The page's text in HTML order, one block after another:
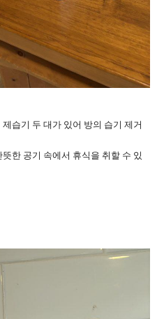
습기 두 대가 있어 방의 습기 제거
한 공기 속에서 휴식을 취할 수 있